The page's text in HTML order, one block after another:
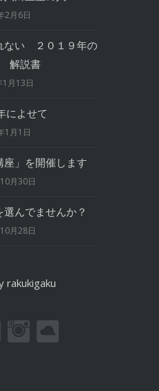
2月6日
ない ２０１９年の
解説書
月13日
によせて
1月1日
座」を開催します
月30日
んでませんか？
月28日
rakukigaku